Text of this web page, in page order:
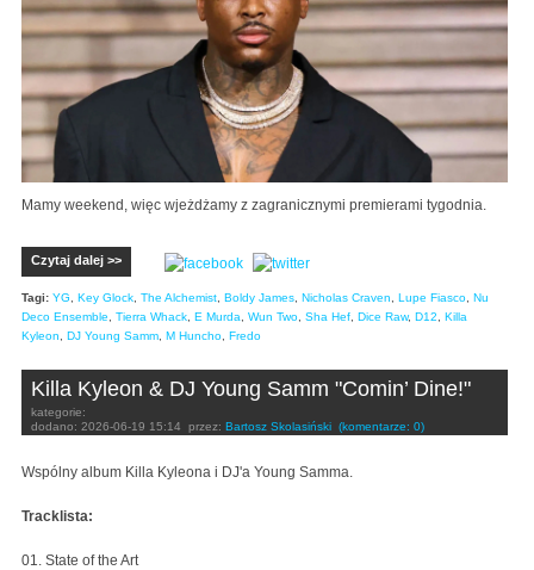
Mamy weekend, więc wjeżdżamy z zagranicznymi premierami tygodnia.
Czytaj dalej >>
Tagi: YG Key Glock The Alchemist Boldy James Nicholas Craven Lupe Fiasco Nu
Deco Ensemble
Tierra Whack E Murda Wun Two Sha Hef Dice Raw, D12
Killa
Kyleon
DJ Young Samm M Huncho Fredo
Killa Kyleon & DJ Young Samm "Comin’ Dine!"
kategorie:
dodano: 2026-06-19 15:14 przez: Bartosz Skolasiński (komentarze: 0)
Wspólny album Killa Kyleona i DJ'a Young Samma.
Tracklista:
01. State of the Art